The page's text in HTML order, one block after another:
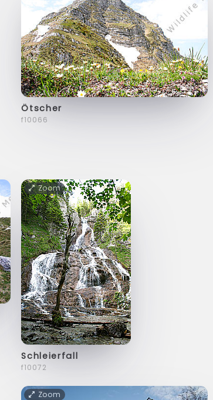
Ötscher
f10066
Zoom
Schleierfall
f10072
Zoom